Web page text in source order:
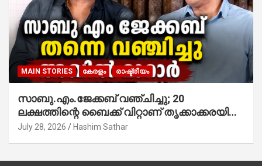
MAIN STORIES കേരളം രാഷ്ട്രീയം
സാബു.എം.ജേക്കബ് വഞ്ചിച്ചു; 20
ലക്ഷത്തിന്റെ ബൈക്ക് വിറ്റാണ് തൃക്കാക്കരയില്‍
മത്സരിച്ചത്! പ്രചാരണത്തിന് രണ്ടേ രണ്ടുപേര്‍
July 28, 2026 Hashim Sathar